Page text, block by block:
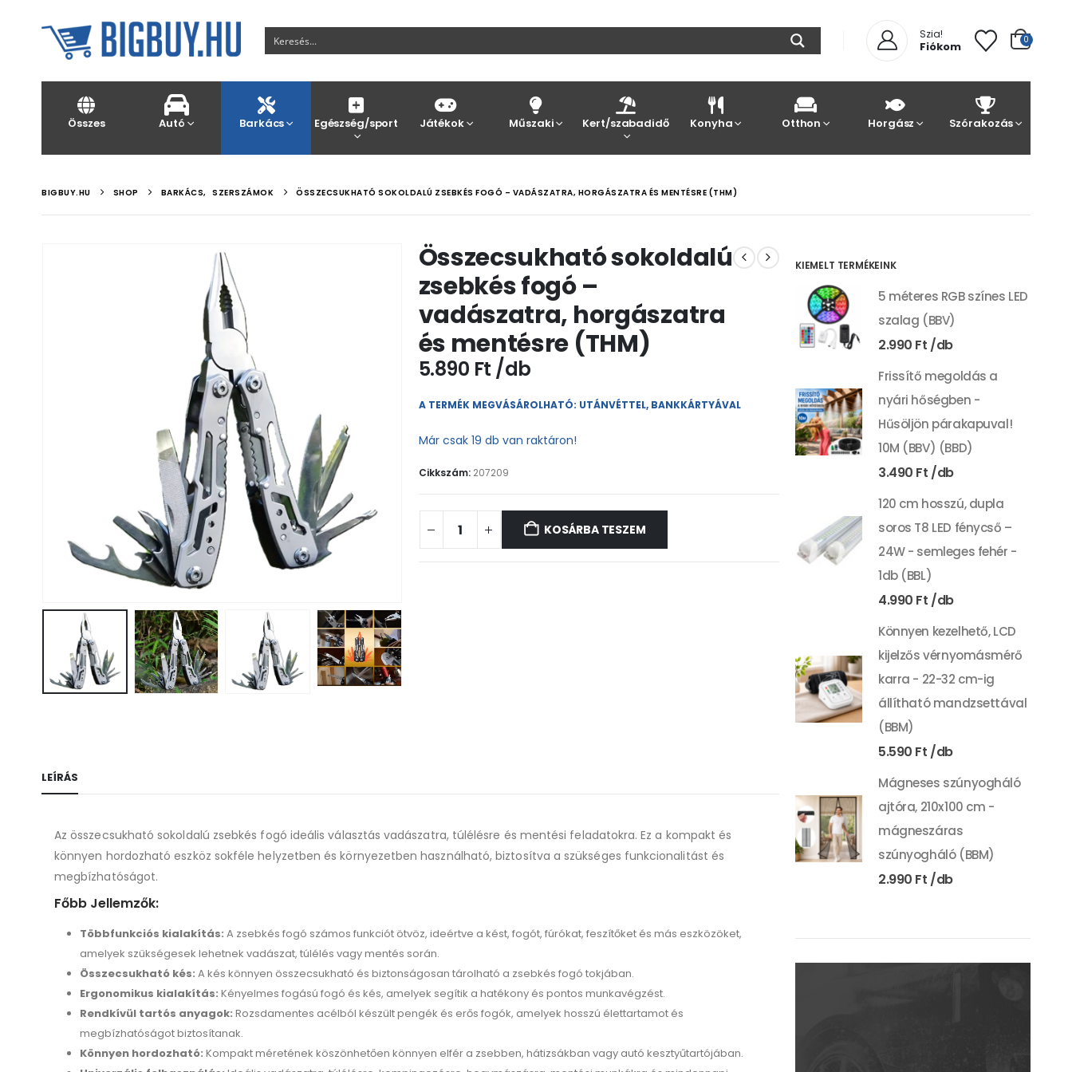
Szia!
Fiókom 0
Összes Autó Barkács Egészség/sport Játékok Műszaki Kert/szabadidő Konyha Otthon Horgász Szórakozás
BIGBUY.HU SHOP BARKÁCS, SZERSZÁMOK ÖSSZECSUKHATÓ SOKOLDALÚ ZSEBKÉS FOGÓ – VADÁSZATRA, HORGÁSZATRA ÉS MENTÉSRE (THM)
Összecsukható sokoldalú
zsebkés fogó –
vadászatra, horgászatra
és mentésre (THM)
5.890 Ft
A TERMÉK MEGVÁSÁROLHATÓ: UTÁNVÉTTEL, BANKKÁRTYÁVAL
Már csak 19 db van raktáron!
Cikkszám: 207209
KOSÁRBA TESZEM
LEÍRÁS
Az összecsukható sokoldalú zsebkés fogó ideális választás vadászatra, túlélésre és mentési feladatokra. Ez a kompakt és
könnyen hordozható eszköz sokféle helyzetben és környezetben használható, biztosítva a szükséges funkcionalitást és
megbízhatóságot.
Főbb Jellemzők:
Többfunkciós kialakítás: A zsebkés fogó számos funkciót ötvöz, ideértve a kést, fogót, fúrókat, feszítőket és más eszközöket,
amelyek szükségesek lehetnek vadászat, túlélés vagy mentés során.
Összecsukható kés: A kés könnyen összecsukható és biztonságosan tárolható a zsebkés fogó tokjában.
Ergonomikus kialakítás: Kényelmes fogású fogó és kés, amelyek segítik a hatékony és pontos munkavégzést.
Rendkívül tartós anyagok: Rozsdamentes acélból készült pengék és erős fogók, amelyek hosszú élettartamot és
megbízhatóságot biztosítanak.
Könnyen hordozható: Kompakt méretének köszönhetően könnyen elfér a zsebben, hátizsákban vagy autó kesztyűtartójában.
KIEMELT TERMÉKEINK
5 méteres RGB színes LED
szalag (BBV)
2.990 Ft
Frissítő megoldás a
nyári hőségben -
Hűsöljön párakapuval!
10M (BBV) (BBD)
3.490 Ft
120 cm hosszú, dupla
soros T8 LED fénycső –
24W - semleges fehér -
1db (BBL)
4.990 Ft
Könnyen kezelhető, LCD
kijelzős vérnyomásmérő
karra - 22-32 cm-ig
állítható mandzsettával
(BBM)
5.590 Ft
Mágneses szúnyogháló
ajtóra, 210x100 cm -
mágneszáras
szúnyogháló (BBM)
2.990 Ft